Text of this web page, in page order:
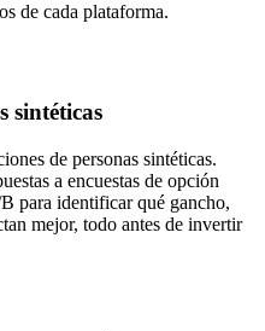
de cada plataforma.
sintéticas
de personas sintéticas.
a encuestas de opción
para identificar qué gancho,
mejor, todo antes de invertir